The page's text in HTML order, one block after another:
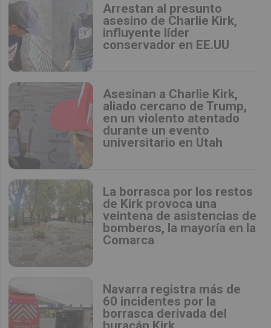
Arrestan al presunto
asesino de Charlie Kirk,
influyente líder
conservador en EE.UU
Asesinan a Charlie Kirk,
aliado cercano de Trump,
en un violento atentado
durante un evento
universitario en Utah
La borrasca por los restos
de Kirk provoca una
veintena de asistencias de
bomberos, la mayoría en la
Comarca
Navarra registra más de
60 incidentes por la
borrasca derivada del